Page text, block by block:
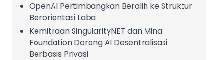
OpenAI Pertimbangkan Beralih ke Struktur
Berorientasi Laba
Kemitraan SingularityNET dan Mina
Foundation Dorong AI Desentralisasi
Berbasis Privasi